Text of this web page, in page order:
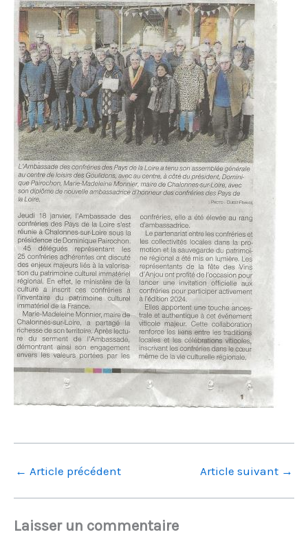
← Article précédent Article suivant →
Laisser un commentaire